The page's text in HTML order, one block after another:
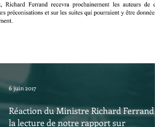
6 juin 2017